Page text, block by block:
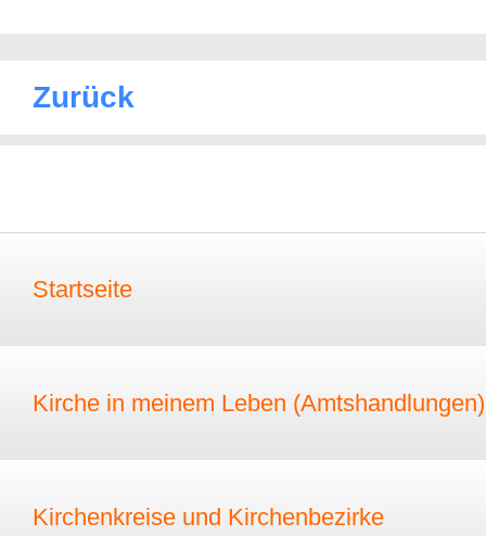
Zurück
Startseite
Kirche in meinem Leben (Amtshandlungen)
Kirchenkreise und Kirchenbezirke